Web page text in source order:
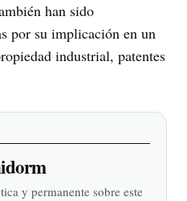
han sido
por su implicación en un
industrial, patentes
y permanente sobre este